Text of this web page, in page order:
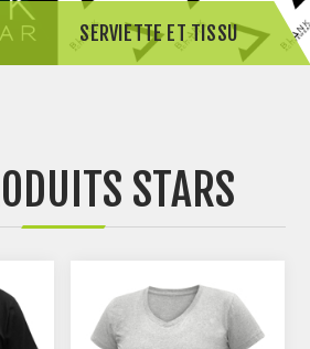
SERVIETTE ET TISSU
STARS